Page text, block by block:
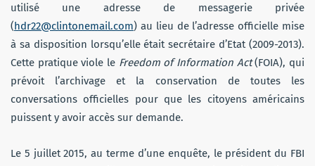
utilisé une adresse de messagerie privée
(hdr22@clintonemail.com) au lieu de l’adresse officielle mise
à sa disposition lorsqu’elle était secrétaire d’Etat (2009-2013).
Cette pratique viole le Freedom of Information Act(FOIA), qui
prévoit l’archivage et la conservation de toutes les
conversations officielles pour que les citoyens américains
puissent y avoir accès sur demande.
Le 5 juillet 2015, au terme d’une enquête, le président du FBI